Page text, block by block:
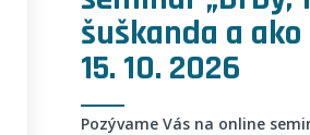
šuškanda a ako
15. 10. 2026
Pozývame Vás na online